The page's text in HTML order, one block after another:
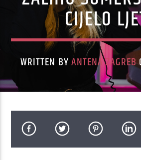
CIJELO
WRITTEN BYANTENA ZAGREB